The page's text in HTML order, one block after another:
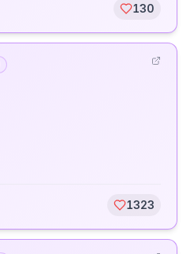
130
1323